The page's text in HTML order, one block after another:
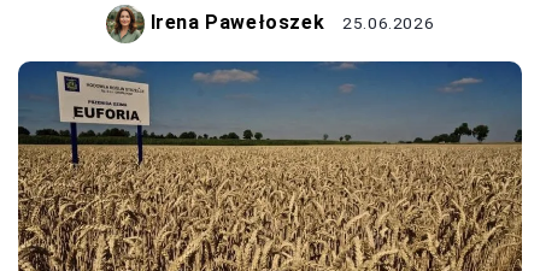
Irena Pawełoszek 25.06.2026